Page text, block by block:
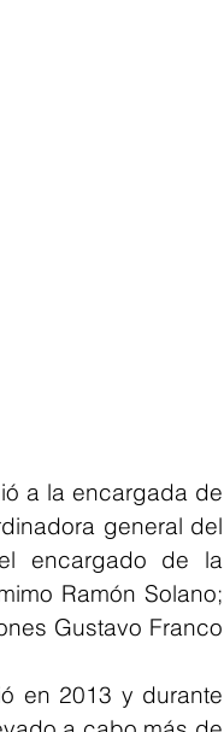
a la encargada de
general del
encargado de la
Ramón Solano;
Gustavo Franco
en 2013 y durante